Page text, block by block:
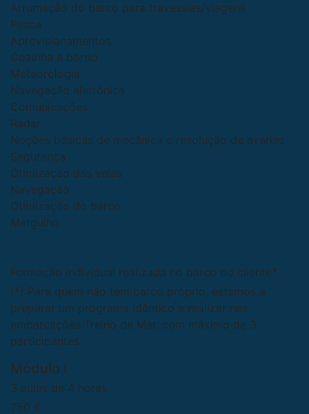
Arrumação do barco para travessias/viagens
Pesca
Aprovisionamentos
Cozinha a bordo
Meteorologia
Navegação eletrónica
Comunicações
Radar
Noções básicas de mecânica e resolução de avarias
Segurança
Otimização das velas
Navegação
Otimização do barco
Mergulho
Formação individual realizada no barco do cliente*.
(*) Para quem não tem barco próprio, estamos a
preparar um programa idêntico a realizar nas
embarcações Treino de Mar, com máximo de 3
participantes.
Módulo I
3 aulas de 4 horas
750 €